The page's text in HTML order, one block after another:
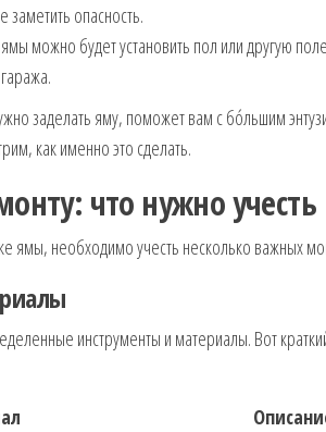
опасность.
можно будет установить пол или другую
заделать яму, поможет вам с бóльшим
как именно это сделать.
что нужно учесть
ямы, необходимо учесть несколько важных
инструменты и материалы. Вот